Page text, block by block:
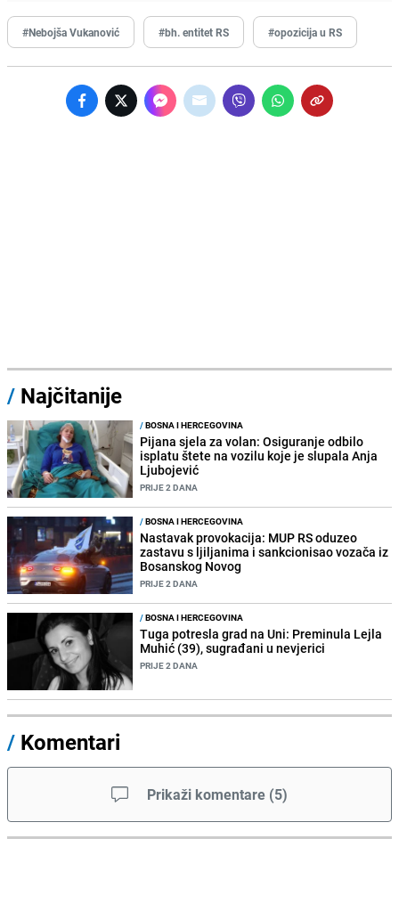
#Nebojša Vukanović #bh. entitet RS #opozicija u RS
/ Najčitanije
/BOSNA I HERCEGOVINA
Pijana sjela za volan: Osiguranje odbilo
isplatu štete na vozilu koje je slupala Anja
Ljubojević
PRIJE 2 DANA
/BOSNA I HERCEGOVINA
Nastavak provokacija: MUP RS oduzeo
zastavu s ljiljanima i sankcionisao vozača iz
Bosanskog Novog
PRIJE 2 DANA
/BOSNA I HERCEGOVINA
Tuga potresla grad na Uni: Preminula Lejla
Muhić (39), sugrađani u nevjerici
PRIJE 2 DANA
/ Komentari
Prikaži komentare (5)